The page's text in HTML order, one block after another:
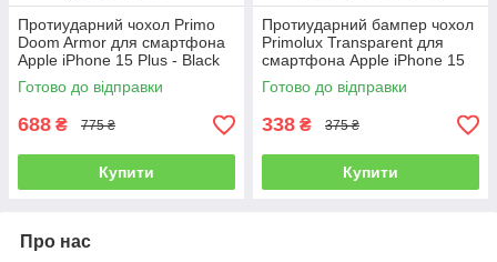
Протиударний чохол Primo
Doom Armor для смартфона
Apple iPhone 15 Plus - Black
Готово до відправки
688 ₴ 775 ₴
Купити
Протиударний бампер чохол
Primolux Transparent для
смартфона Apple iPhone 15
Plus - Black
Готово до відправки
338 ₴ 375 ₴
Купити
Про нас